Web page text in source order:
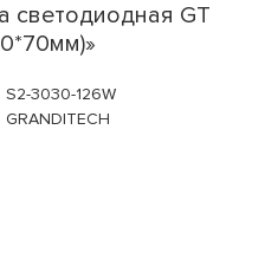
светодиодная GT
S2-3030-126W
GRANDITECH